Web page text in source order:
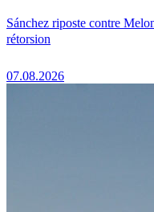
Sánchez riposte contre
rétorsion
07.08.2026